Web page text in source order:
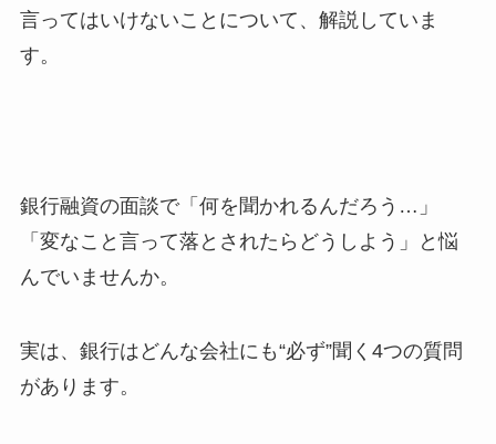
言ってはいけないことについて、解説していま
す。
銀行融資の面談で「何を聞かれるんだろう…」
「変なこと言って落とされたらどうしよう」と悩
んでいませんか。
実は、銀行はどんな会社にも“必ず”聞く4つの質問
があります。